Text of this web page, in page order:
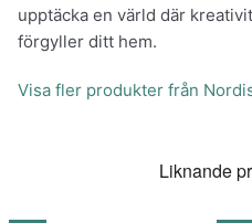
upptäcka en värld där
förgyller ditt hem.
Visa fler produkter från
Liknande